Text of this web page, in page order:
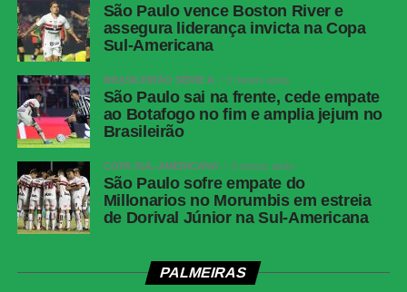
São Paulo vence Boston River e
assegura liderança invicta na Copa
Sul-Americana
BRASILEIRÃO SÉRIE A 3 meses atrás
São Paulo sai na frente, cede empate
ao Botafogo no fim e amplia jejum no
Brasileirão
COPA SUL-AMERICANA 3 meses atrás
São Paulo sofre empate do
Millonarios no Morumbis em estreia
de Dorival Júnior na Sul-Americana
PALMEIRAS